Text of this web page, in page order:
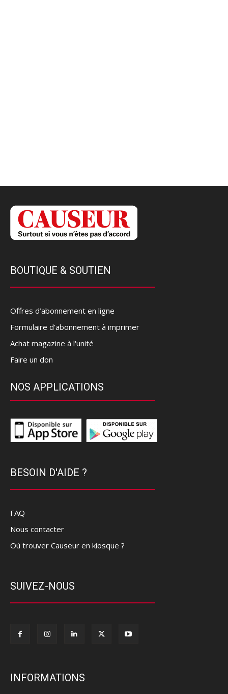
BOUTIQUE & SOUTIEN
Offres d’abonnement en ligne
Formulaire d'abonnement à imprimer
Achat magazine à l'unité
Faire un don
NOS APPLICATIONS
BESOIN D'AIDE ?
FAQ
Nous contacter
Où trouver Causeur en kiosque ?
SUIVEZ-NOUS
INFORMATIONS